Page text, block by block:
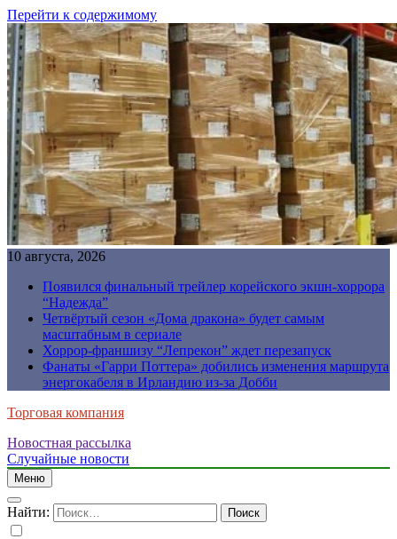
Перейти к содержимому
10 августа, 2026
Появился финальный трейлер корейского экшн-хоррора
“Надежда”
Четвёртый сезон «Дома дракона» будет самым
масштабным в сериале
Хоррор-франшизу “Лепрекон” ждет перезапуск
Фанаты «Гарри Поттера» добились изменения маршрута
энергокабеля в Ирландию из-за Добби
Торговая компания
Новостная рассылка
Случайные новости
Меню
Найти: